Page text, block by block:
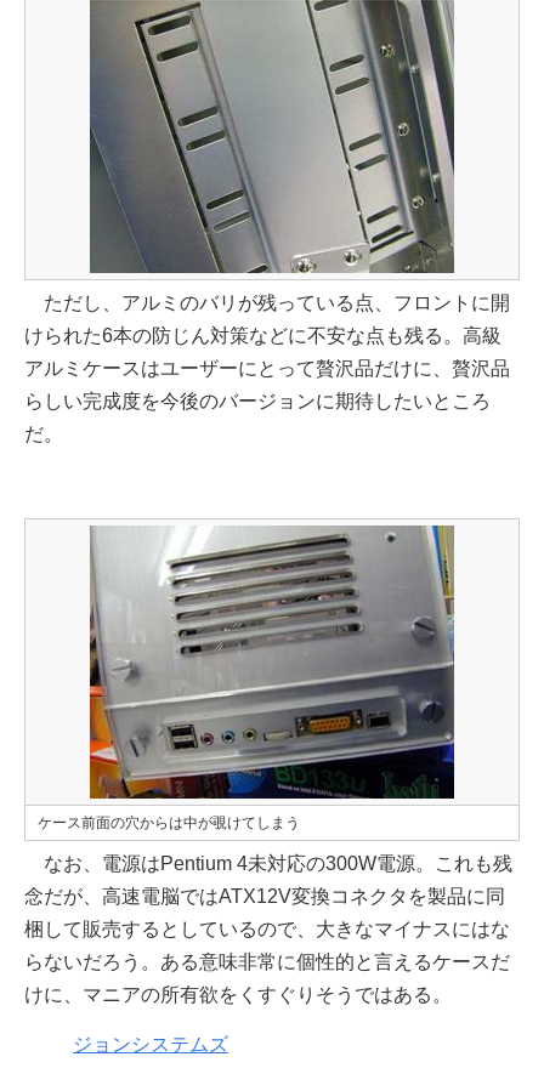
ただし、アルミのバリが残っている点、フロントに開
けられた6本の防じん対策などに不安な点も残る。高級
アルミケースはユーザーにとって贅沢品だけに、贅沢品
らしい完成度を今後のバージョンに期待したいところ
だ。
ケース前面の穴からは中が覗けてしまう
なお、電源はPentium 4未対応の300W電源。これも残
念だが、高速電脳ではATX12V変換コネクタを製品に同
梱して販売するとしているので、大きなマイナスにはな
らないだろう。ある意味非常に個性的と言えるケースだ
けに、マニアの所有欲をくすぐりそうではある。
ジョンシステムズ